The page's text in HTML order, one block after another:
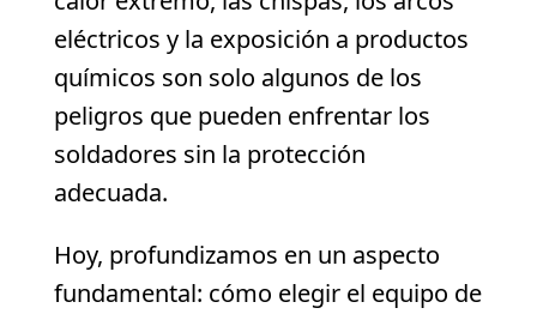
eléctricos y la exposición a productos
químicos son solo algunos de los
peligros que pueden enfrentar los
soldadores sin la protección
adecuada.
Hoy, profundizamos en un aspecto
fundamental: cómo elegir el equipo de